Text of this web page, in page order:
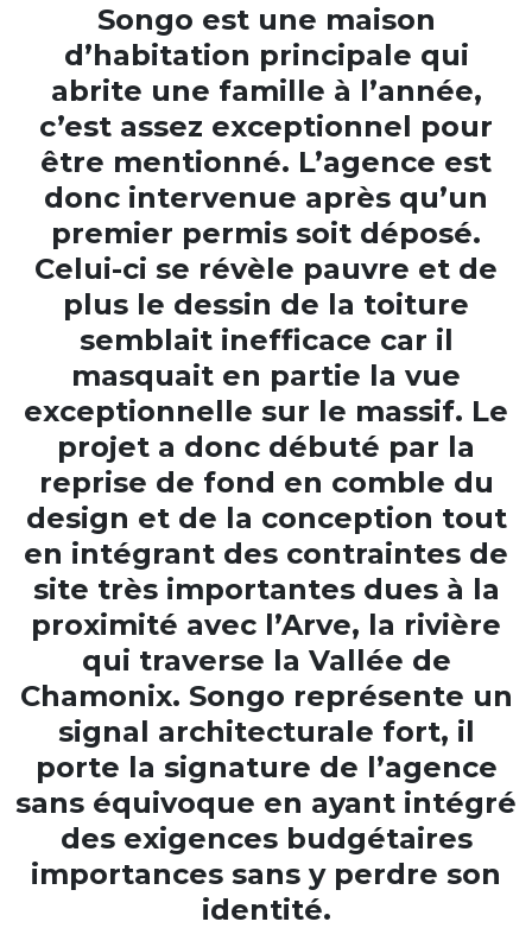
Songo est une maison
d’habitation principale qui
abrite une famille à l’année,
c’est assez exceptionnel pour
être mentionné. L’agence est
donc intervenue après qu’un
premier permis soit déposé.
Celui-ci se révèle pauvre et de
plus le dessin de la toiture
semblait inefficace car il
masquait en partie la vue
exceptionnelle sur le massif. Le
projet a donc débuté par la
reprise de fond en comble du
design et de la conception tout
en intégrant des contraintes de
site très importantes dues à la
proximité avec l’Arve, la rivière
qui traverse la Vallée de
Chamonix. Songo représente un
signal architecturale fort, il
porte la signature de l’agence
sans équivoque en ayant intégré
des exigences budgétaires
importances sans y perdre son
identité.